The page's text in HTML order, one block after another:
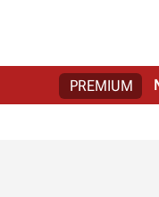
PREMIUM